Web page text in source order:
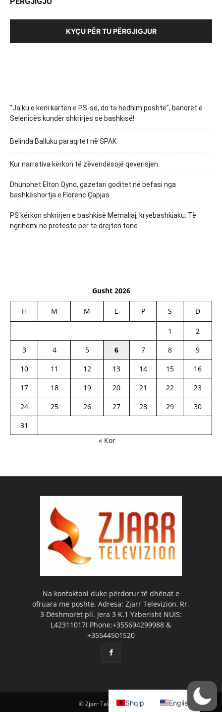
KYÇU PËR TU PËRGJIGJUR
“Ja ku e keni kartën e PS-së, do ta hedhim poshtë”, banorët e
Selenicës kundër shkrirjes së bashkisë!
Belinda Balluku paraqitet në SPAK
Kur narrativa kërkon të zëvendësojë qeverisjen
Dhunohet Elton Qyno, gazetari goditet në befasi nga
bashkëshortja e Florenc Çapjas
PS kërkon shkrirjen e bashkisë Memaliaj, kryebashkiaku: Të
ngrihemi në protestë për të drejtën tonë
Gusht 2026
H M M E P S D
1
2
3
4 5 6 7 8
9
10
11 12 13 14 15
16
17
18 19 20 21 22
23
24
25 26 27 28 29
30
31
« Kor
Na kontaktoni duke përdorur të dhënat e
ofruara më poshtë. Adresa: Zjarr Televizion, Rr.
3 Dëshmorët pll. Jera 3 K.1 Yzberisht NUIS:
L42311017I Phone:+355694299988 &
+35544501520
© Zjarr Televizion 2026
Shqip English